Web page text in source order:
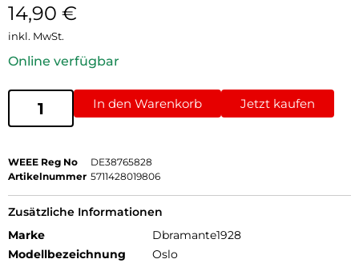
14,90 €
inkl. MwSt.
Online verfügbar
In den Warenkorb Jetzt kaufen
WEEE Reg No
DE38765828
Artikelnummer 5711428019806
Zusätzliche Informationen
Marke
Dbramante1928
Modellbezeichnung
Oslo